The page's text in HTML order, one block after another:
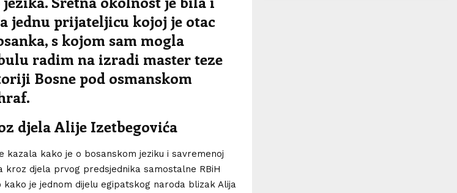
jednu prijateljicu kojoj je otac
s kojom sam mogla
radim na izradi master teze
Bosne pod osmanskom
djela Alije Izetbegovića
kazala kako je o bosanskom jeziku i savremenoj
kroz djela prvog predsjednika samostalne RBiH
je jednom dijelu egipatskog naroda blizak Alija